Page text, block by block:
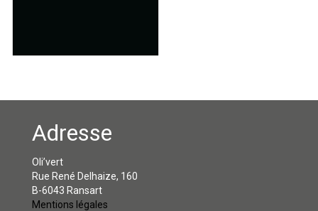
Adresse
Oli’vert
Rue René Delhaize, 160
B-6043 Ransart
Mentions légales